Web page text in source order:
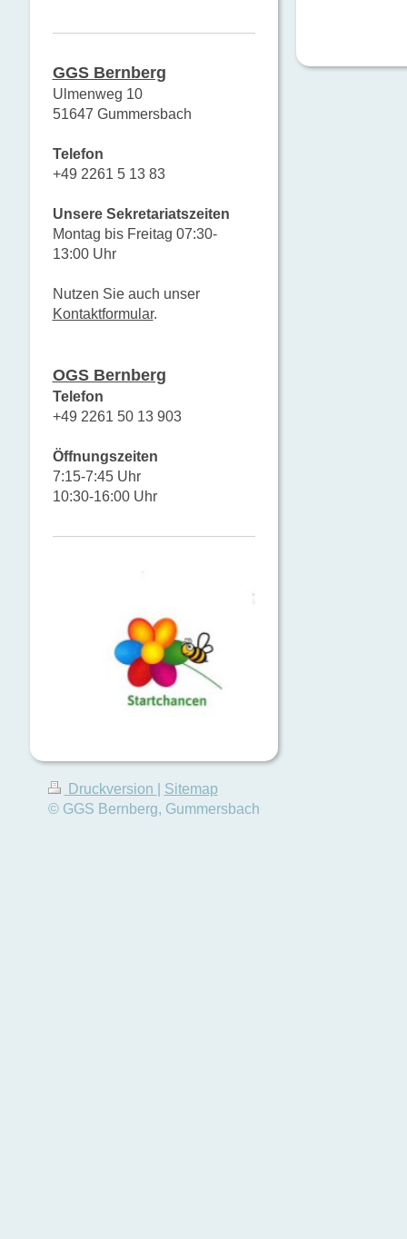
GGS Bernberg
Ulmenweg 10
51647 Gummersbach
Telefon
+49 2261 5 13 83
Unsere Sekretariatszeiten
Montag bis Freitag 07:30-
13:00 Uhr
Nutzen Sie auch unser
Kontaktformular.
OGS Bernberg
Telefon
+49 2261 50 13 903
Öffnungszeiten
7:15-7:45 Uhr
10:30-16:00 Uhr
Druckversion
Sitemap
© GGS Bernberg, Gummersbach